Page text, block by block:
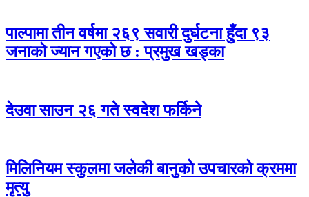
पाल्पामा तीन वर्षमा २६९ सवारी दुर्घटना हुँदा ९३
जनाको ज्यान गएको छ : प्रमुख खड्का
देउवा साउन २६ गते स्वदेश फर्किने
मिलिनियम स्कुलमा जलेकी बानुको उपचारको क्रममा
मृत्यु